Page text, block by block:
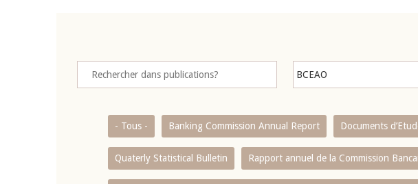
- Tous - Banking Commission Annual Report Documents
Quaterly Statistical Bulletin Rapport annuel de la Commission